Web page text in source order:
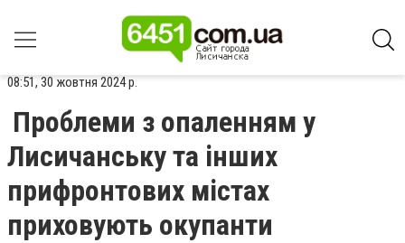
08:51, 30 жовтня 2024 р.
Проблеми з опаленням у
Лисичанську та інших
прифронтових містах
приховують окупанти